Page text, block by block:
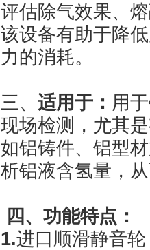
评估除气效果、
该设备有助于降
力的消耗。
三、 适用于： 用
现场检测，尤其
如铝铸件、铝型
析铝液含氢量，
四、功能特点：
1.进口顺滑静音